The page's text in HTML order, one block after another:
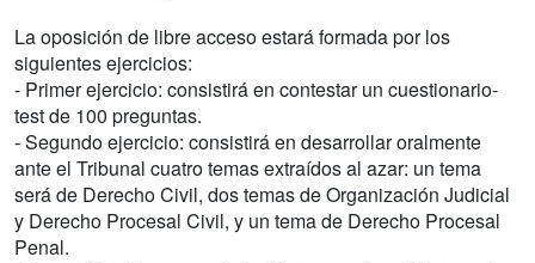
La oposición de libre acceso estará formada por los
siguientes ejercicios:
- Primer ejercicio: consistirá en contestar un cuestionario-
test de 100 preguntas.
- Segundo ejercicio: consistirá en desarrollar oralmente
ante el Tribunal cuatro temas extraídos al azar: un tema
será de Derecho Civil, dos temas de Organización Judicial
y Derecho Procesal Civil, y un tema de Derecho Procesal
Penal.